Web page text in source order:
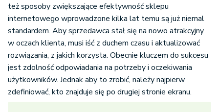
też sposoby zwiększające efektywność sklepu
internetowego wprowadzone kilka lat temu są już niemal
standardem. Aby sprzedawca stał się na nowo atrakcyjny
w oczach klienta, musi iść z duchem czasu i aktualizować
rozwiązania, z jakich korzysta. Obecnie kluczem do sukcesu
jest zdolność odpowiadania na potrzeby i oczekiwania
użytkowników. Jednak aby to zrobić, należy najpierw
zdefiniować, kto znajduje się po drugiej stronie ekranu.